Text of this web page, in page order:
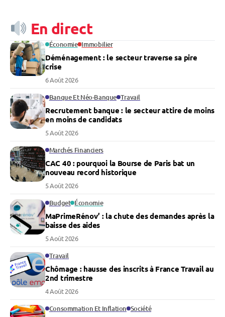
En direct
Économie Immobilier
Déménagement : le secteur traverse sa pire
crise
6 Août 2026
Banque Et Néo-Banque Travail
Recrutement banque : le secteur attire de moins
en moins de candidats
5 Août 2026
Marchés Financiers
CAC 40 : pourquoi la Bourse de Paris bat un
nouveau record historique
5 Août 2026
Budget Économie
MaPrimeRénov’ : la chute des demandes après la
baisse des aides
5 Août 2026
Travail
Chômage : hausse des inscrits à France Travail au
2nd trimestre
4 Août 2026
Consommation Et Inflation Société